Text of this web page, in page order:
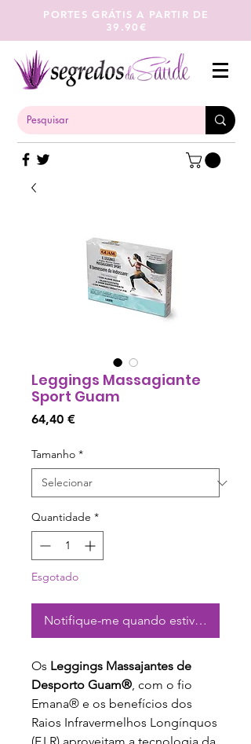
PORTES GRÁTIS A PARTIR DE
39.90€
Leggings Massagiante
Sport Guam
64,40 €Preço
Tamanho *
Quantidade *
Esgotado
Notifique-me quando estiver
Os Leggings Massajantes de
Desporto Guam®, com o fio
Emana® e os benefícios dos
Raios Infravermelhos Longínquos